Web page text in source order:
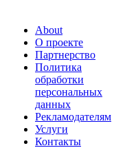
About
О проекте
Партнерство
Политика
обработки
персональных
данных
Рекламодателям
Услуги
Контакты